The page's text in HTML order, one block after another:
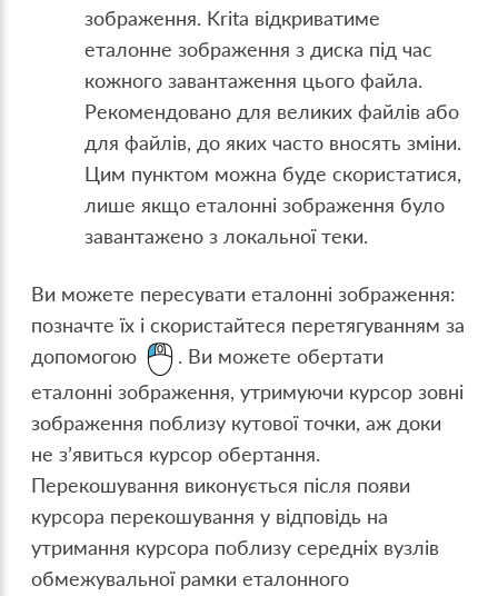
зображення. Krita відкриватиме
еталонне зображення з диска під час
кожного завантаження цього файла.
Рекомендовано для великих файлів або
для файлів, до яких часто вносять зміни.
Цим пунктом можна буде скористатися,
лише якщо еталонні зображення було
завантажено з локальної теки.
Ви можете пересувати еталонні зображення:
позначте їх і скористайтеся перетягуванням за
допомогою
. Ви можете обертати
еталонні зображення, утримуючи курсор зовні
зображення поблизу кутової точки, аж доки
не з’явиться курсор обертання.
Перекошування виконується після появи
курсора перекошування у відповідь на
утримання курсора поблизу середніх вузлів
обмежувальної рамки еталонного